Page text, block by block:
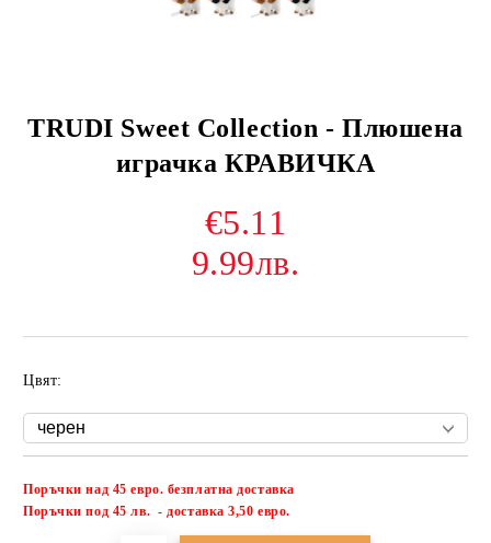
TRUDI Sweet Collection - Плюшена
играчка КРАВИЧКА
€5.11
9.99лв.
Цвят:
Поръчки над 45 евро. безплатна доставка
Поръчки под 45 лв. - доставка 3,50 евро.